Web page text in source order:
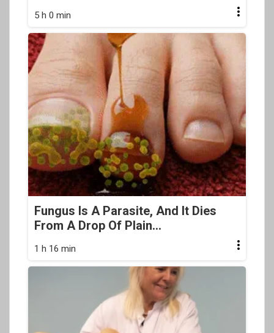
5 h 0 min
Fungus Is A Parasite, And It Dies
From A Drop Of Plain...
1 h 16 min